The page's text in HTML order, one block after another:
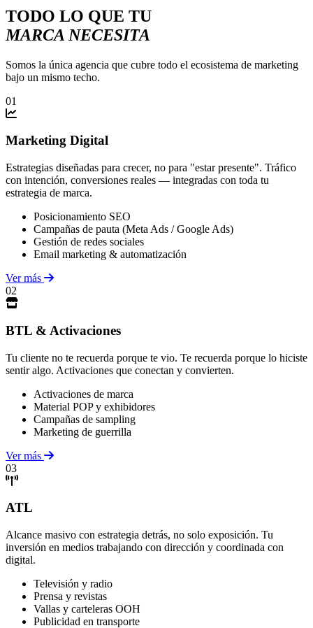
TODO LO QUE TU
MARCA NECESITA
Somos la única agencia que cubre todo el ecosistema de marketing
bajo un mismo techo.
01
Marketing Digital
Estrategias diseñadas para crecer, no para "estar presente". Tráfico
con intención, conversiones reales — integradas con toda tu
estrategia de marca.
Posicionamiento SEO
Campañas de pauta (Meta Ads / Google Ads)
Gestión de redes sociales
Email marketing & automatización
Ver más
02
BTL & Activaciones
Tu cliente no te recuerda porque te vio. Te recuerda porque lo hiciste
sentir algo. Activaciones que conectan y convierten.
Activaciones de marca
Material POP y exhibidores
Campañas de sampling
Marketing de guerrilla
Ver más
03
ATL
Alcance masivo con estrategia detrás, no solo exposición. Tu
inversión en medios trabajando con dirección y coordinada con
digital.
Televisión y radio
Prensa y revistas
Vallas y carteleras OOH
Publicidad en transporte